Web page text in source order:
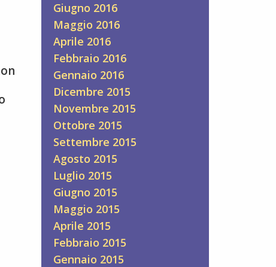
Giugno 2016
Maggio 2016
Aprile 2016
Febbraio 2016
Gennaio 2016
Dicembre 2015
Novembre 2015
Ottobre 2015
Settembre 2015
Agosto 2015
Luglio 2015
Giugno 2015
Maggio 2015
Aprile 2015
Febbraio 2015
Gennaio 2015